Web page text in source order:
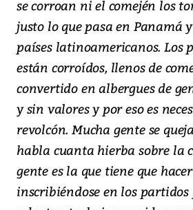
se corroan ni el comején los
justo lo que pasa en Panamá
países latinoamericanos. Los
están corroídos, llenos de
convertido en albergues de
y sin valores y por eso es
revolcón. Mucha gente se
habla cuanta hierba sobre la
gente es la que tiene que
inscribiéndose en los partidos